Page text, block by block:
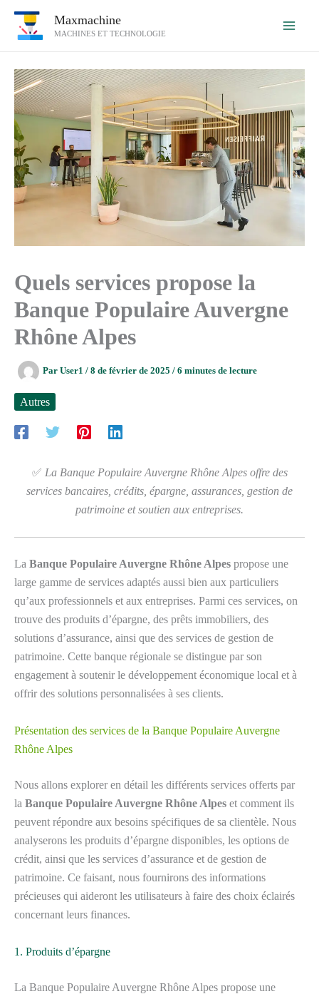
Maxmachine
MACHINES ET TECHNOLOGIE
Quels services propose la
Banque Populaire Auvergne
Rhône Alpes
Par User1 / 8 de février de 2025 / 6 minutes de lecture
Autres
✅ La Banque Populaire Auvergne Rhône Alpes offre des
services bancaires, crédits, épargne, assurances, gestion de
patrimoine et soutien aux entreprises.
La Banque Populaire Auvergne Rhône Alpes propose une
large gamme de services adaptés aussi bien aux particuliers
qu’aux professionnels et aux entreprises. Parmi ces services, on
trouve des produits d’épargne, des prêts immobiliers, des
solutions d’assurance, ainsi que des services de gestion de
patrimoine. Cette banque régionale se distingue par son
engagement à soutenir le développement économique local et à
offrir des solutions personnalisées à ses clients.
Présentation des services de la Banque Populaire Auvergne
Rhône Alpes
Nous allons explorer en détail les différents services offerts par
la Banque Populaire Auvergne Rhône Alpes et comment ils
peuvent répondre aux besoins spécifiques de sa clientèle. Nous
analyserons les produits d’épargne disponibles, les options de
crédit, ainsi que les services d’assurance et de gestion de
patrimoine. Ce faisant, nous fournirons des informations
précieuses qui aideront les utilisateurs à faire des choix éclairés
concernant leurs finances.
1. Produits d’épargne
La Banque Populaire Auvergne Rhône Alpes propose une